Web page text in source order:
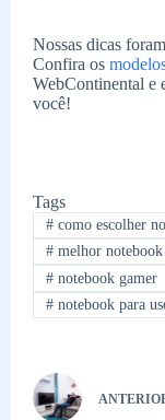
Nossas dicas
Confira os
WebContinental e
você!
Tags
#como escolher
#melhor notebook
#notebook gamer
#notebook para